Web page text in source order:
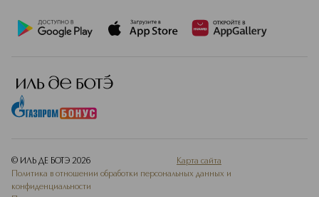
© ИЛЬ ДЕ БОТЭ 2026
Карта сайта
Политика в отношении обработки персональных данных и
конфиденциальности